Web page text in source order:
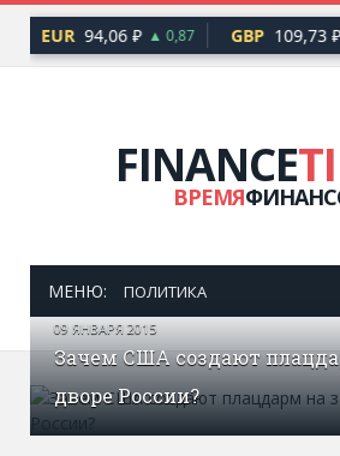
EUR 94,06 ₽ ▲ 0,87 GBP 109,73 ₽
FINANCE
ВРЕМЯ
МЕНЮ: ПОЛИТИКА
09 ЯНВАРЯ 2015
Зачем США создают
дворе России?